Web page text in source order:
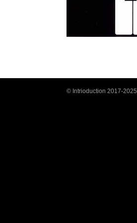
© Intrioduction 2017-2025